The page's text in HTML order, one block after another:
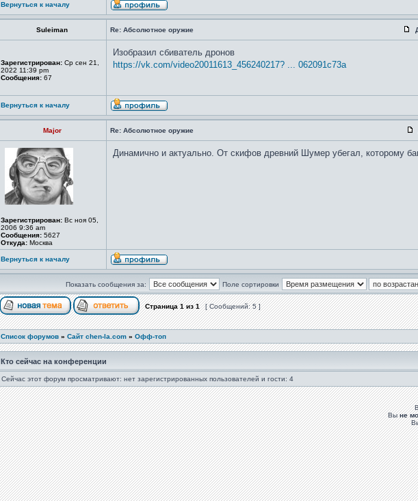
Вернуться к началу
Suleiman Re: Абсолютное оружие
Зарегистрирован: Ср сен 21,
2022 11:39 pm
Сообщения: 67
Изобразил сбиватель дронов
https://vk.com/video20011613_456240217? ... 062091c73a
Вернуться к началу
Major Re: Абсолютное оружие
Зарегистрирован: Вс ноя 05,
2006 9:36 am
Сообщения: 5627
Откуда: Москва
Динамично и актуально. От скифов древний Шумер убегал, которому
Вернуться к началу
Показать сообщения за: Поле сортировки
Страница1из1 [ Сообщений: 5 ]
Список форумов » Сайт chen-la.com » Офф-топ
Кто сейчас на конференции
Сейчас этот форум просматривают: нет зарегистрированных пользователей и гости: 4
Выне